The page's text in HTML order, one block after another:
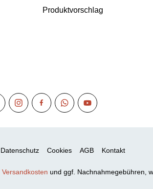
Produktvorschlag
Datenschutz Cookies AGB Kontakt
Versandkosten und ggf. Nachnahmegebühren,